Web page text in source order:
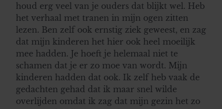
houd erg veel van je ouders dat blijkt wel. Heb
het verhaal met tranen in mijn ogen zitten
lezen. Ben zelf ook ernstig ziek geweest, en zag
dat mijn kinderen het hier ook heel moeilijk
mee hadden. Je hoeft je helemaal niet te
schamen dat je er zo moe van wordt. Mijn
kinderen hadden dat ook. Ik zelf heb vaak de
gedachten gehad dat ik maar snel wilde
overlijden omdat ik zag dat mijn gezin het zo